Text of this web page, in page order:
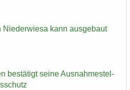
Nie­der­wie­sa kann aus­ge­baut
be­stä­tigt seine Aus­nah­me­stel­